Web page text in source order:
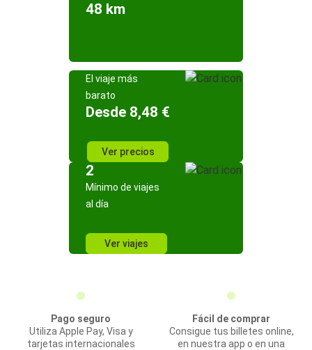
48 km
El viaje más
barato
Desde 8,48 €
Ver precios
2
Mínimo de viajes
al día
Ver viajes
Pago seguro
Utiliza Apple Pay, Visa y
tarjetas internacionales
Fácil de comprar
Consigue tus billetes online,
en nuestra app o en una